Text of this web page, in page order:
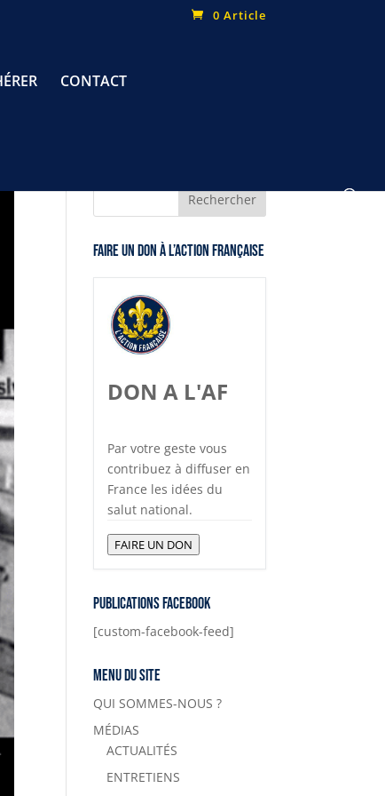
0 Article
CONTACT
Faire un don à l’Action Française
DON A L'AF
Par votre geste vous
contribuez à diffuser en
France les idées du
salut national.
FAIRE UN DON
Publications Facebook
[custom-facebook-feed]
Menu du site
QUI SOMMES-NOUS ?
MÉDIAS
ACTUALITÉS
ENTRETIENS